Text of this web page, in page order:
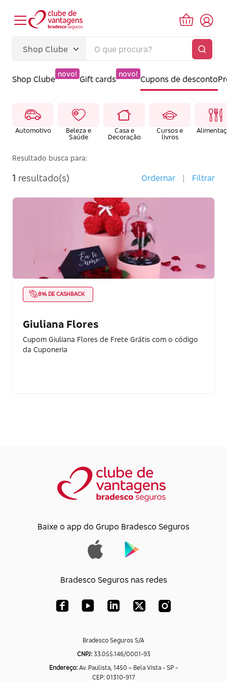
Shop Clube
novo!
Gift cards
novo!
Cupons de desconto
Automotivo
Beleza e
Saúde
Casa e
Decoração
Cursos e
livros
Resultado busca para:
1 resultado(s) Ordernar | Filtrar
8% DE CASHBACK
Giuliana Flores
Cupom Giuliana Flores de Frete Grátis com o código
da Cuponeria
Baixe o app do Grupo Bradesco Seguros
Bradesco Seguros nas redes
Bradesco Seguros S/A
CNPJ:33.055.146/0001-93
Endereço: Av. Paulista, 1450 – Bela Vista - SP -
CEP: 01310-917